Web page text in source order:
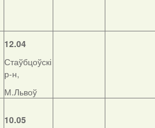
12.04
Стаўбцоўскі
р-н,
М.Львоў
10.05